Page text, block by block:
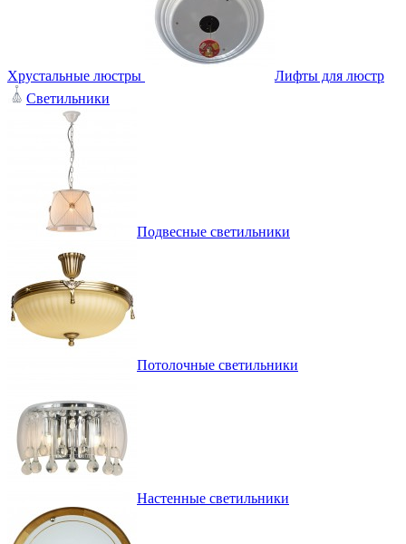
Хрустальные люстры
Лифты для люстр
Светильники
Подвесные светильники
Потолочные светильники
Настенные светильники